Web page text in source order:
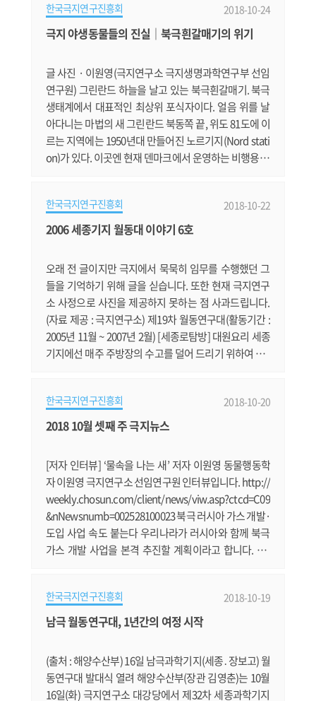
시베리아해에서는 다른 북극해역과 달리 해빙들이 모여
드는 이상현상이 지속적으로 나타나고 있다. 이 때문에
한국극지연구진흥회 2018-10-24
극지 야생동물들의 진실｜북극흰갈매기의 위기
글 사진 · 이원영(극지연구소 극지생명과학연구부 선임
연구원) 그린란드 하늘을 날고 있는 북극흰갈매기. 북극
생태계에서 대표적인 최상위 포식자이다. 얼음 위를 날
아다니는 마법의 새 그린란드 북동쪽 끝, 위도 81도에 이
르는 지역에는 1950년대 만들어진 노르기지(Nord stati
on)가 있다. 이곳엔 현재 덴마크에서 운영하는 비행용 군
여 있어 사람이 생활하기 힘든 지역이다. 하지만 이곳은
극지 조류를 연구하는 생태학자들의 관심을 받는 곳이기
한국극지연구진흥회 2018-10-22
2006 세종기지 월동대 이야기 6호
오래 전 글이지만 극지에서 묵묵히 임무를 수행했던 그
들을 기억하기 위해 글을 싣습니다. 또한 현재 극지연구
소 사정으로 사진을 제공하지 못하는 점 사과드립니다.
(자료 제공 : 극지연구소) 제19차 월동연구대(활동기간 :
2005년 11월 ~ 2007년 2월) [세종로탐방] 대원요리 세종
기지에선 매주 주방장의 수고를 덜어 드리기 위하여 2명
비 했습니다. 국내에서도 평소 자주 접하고 즐겨 먹던 요
리였지만 막상 주방에 들어서면 왠지 낯설은 것이 많아
한국극지연구진흥회 2018-10-20
2018 10월 셋째 주 극지뉴스
[저자 인터뷰] ‘물속을 나는 새’ 저자 이원영 동물행동학
자 이원영 극지연구소 선임연구원 인터뷰입니다. http://
weekly.chosun.com/client/news/viw.asp?ctcd=C09
&nNewsnumb=002528100023 북극 러시아 가스 개발·
도입 사업 속도 붙는다 우리나라가 러시아와 함께 북극
가스 개발 사업을 본격 추진할 계획이라고 합니다. htt
기대” 지건화 장보고과학기지 월동연구대장 인터뷰입니
다. http://www.etoday.co.kr/news/section/newsvie
한국극지연구진흥회 2018-10-19
남극 월동연구대, 1년간의 여정 시작
(출처 : 해양수산부) 16일 남극과학기지(세종․장보고) 월
동연구대 발대식 열려 해양수산부(장관 김영춘)는 10월
16일(화) 극지연구소 대강당에서 제32차 세종과학기지